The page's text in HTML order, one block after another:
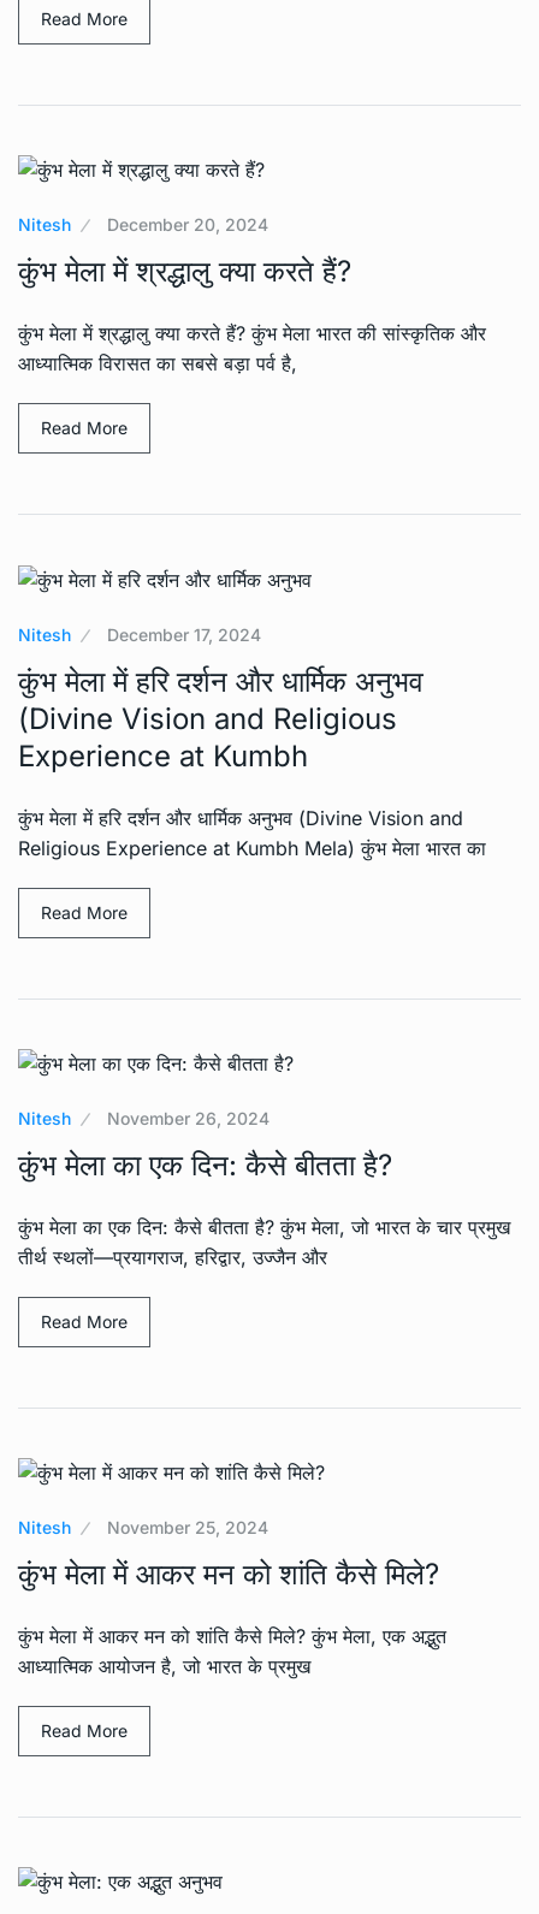
Read More
Nitesh December 20, 2024
कुंभ मेला में श्रद्धालु क्या करते हैं?
कुंभ मेला में श्रद्धालु क्या करते हैं? कुंभ मेला भारत की सांस्कृतिक और
आध्यात्मिक विरासत का सबसे बड़ा पर्व है,
Read More
Nitesh December 17, 2024
कुंभ मेला में हरि दर्शन और धार्मिक अनुभव
(Divine Vision and Religious
Experience at Kumbh
कुंभ मेला में हरि दर्शन और धार्मिक अनुभव (Divine Vision and
Religious Experience at Kumbh Mela) कुंभ मेला भारत का
Read More
Nitesh November 26, 2024
कुंभ मेला का एक दिन: कैसे बीतता है?
कुंभ मेला का एक दिन: कैसे बीतता है? कुंभ मेला, जो भारत के चार प्रमुख
तीर्थ स्थलों—प्रयागराज, हरिद्वार, उज्जैन और
Read More
Nitesh November 25, 2024
कुंभ मेला में आकर मन को शांति कैसे मिले?
कुंभ मेला में आकर मन को शांति कैसे मिले? कुंभ मेला, एक अद्भुत
आध्यात्मिक आयोजन है, जो भारत के प्रमुख
Read More